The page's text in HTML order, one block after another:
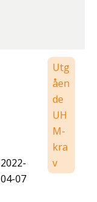
2022-
04-07
Utg
åen
de
UH
M-
kra
v